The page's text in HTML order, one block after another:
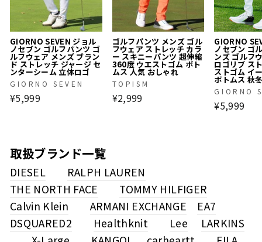
GIORNO SEVEN ジョル
ノセブン ゴルフパンツ ゴ
ルフウェア メンズ ブラン
ド ストレッチ ジャージ セ
ンターシーム 立体ロゴ
GIORNO SEVEN
¥5,999
ゴルフパンツ メンズ ゴル
フウェア ストレッチ カラ
ー スキニーパンツ 超伸縮
360度 ウエストゴム ボト
ムス 人気 おしゃれ
TOPISM
¥2,999
GIORNO
ノセブン ゴ
ンズ ゴルフ
ロゴリブ ス
ストゴム イ
ボトムス 秋
GIORNO
¥5,999
取扱ブランド一覧
DIESEL
RALPH LAUREN
THE NORTH FACE
TOMMY HILFIGER
Calvin Klein
ARMANI EXCHANGE
EA7
DSQUARED2
Healthknit Lee
LARKINS